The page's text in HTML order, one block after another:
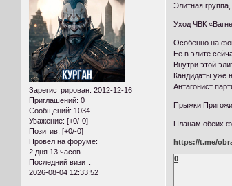
Зарегистрирован: 2012-12-16
Приглашений: 0
Сообщений: 1034
Уважение: [+0/-0]
Позитив: [+0/-0]
Провел на форуме:
2 дня 13 часов
Последний визит:
2026-08-04 12:33:52
Элитная
Уход ЧВК
Особенно на
Её в элите
Внутри этой
Кандидаты уже
Антагонист
Прыжки
Планам обеих
https://t.me/
0